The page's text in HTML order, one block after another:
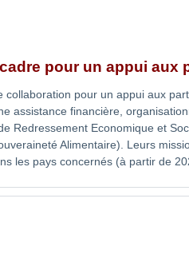
pour un appui aux
collaboration pour un appui aux
assistance financière,
Redressement Economique et
Alimentaire). Leurs
les pays concernés (à partir de